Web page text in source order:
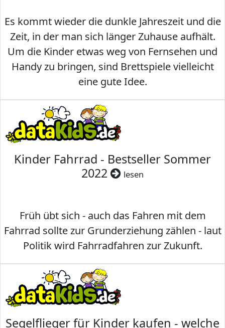
Es kommt wieder die dunkle Jahreszeit und die
Zeit, in der man sich länger Zuhause aufhält.
Um die Kinder etwas weg von Fernsehen und
Handy zu bringen, sind Brettspiele vielleicht
eine gute Idee.
Kinder Fahrrad - Bestseller Sommer
2022
lesen
Früh übt sich - auch das Fahren mit dem
Fahrrad sollte zur Grunderziehung zählen - laut
Politik wird Fahrradfahren zur Zukunft.
Segelflieger für Kinder kaufen - welche